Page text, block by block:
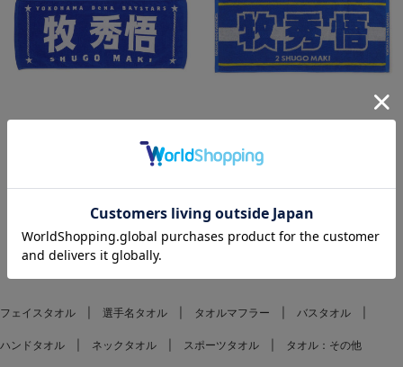
¥1,900(税込)
1
フェイスタオル 選手名タオル タオルマフラー バスタオル
ハンドタオル ネックタオル スポーツタオル タオル：その他